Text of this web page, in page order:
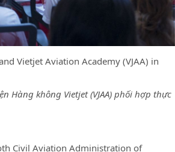
Vietjet Aviation Academy (VJAA) in
Hàng không Vietjet (VJAA) phối hợp thực
Civil Aviation Administration of